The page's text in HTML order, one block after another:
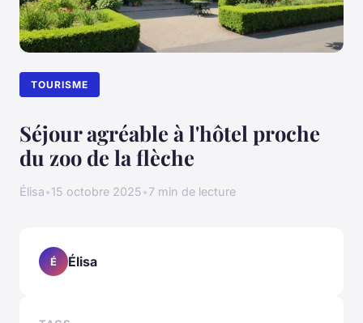
TOURISME
Séjour agréable à l'hôtel proche
du zoo de la flèche
Élisa•15 octobre 2025•7 min de lecture
É Élisa